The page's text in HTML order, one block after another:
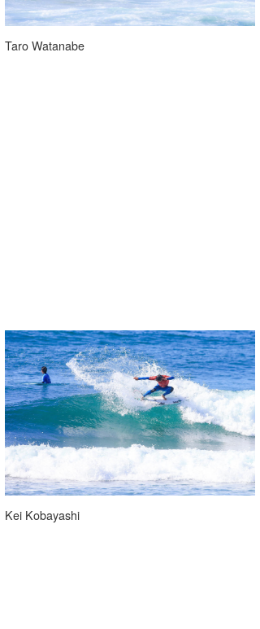
Taro Watanabe
Kei Kobayashi